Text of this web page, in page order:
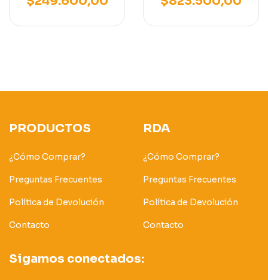
K15/K21/K25
MITSUBISHI /
NISSAN
PRODUCTOS
¿Cómo Comprar?
Preguntas Frecuentes
Política de Devolución
Contacto
RDA
¿Cómo Comprar?
Preguntas Frecuentes
Política de Devolución
Contacto
Sigamos conectados: